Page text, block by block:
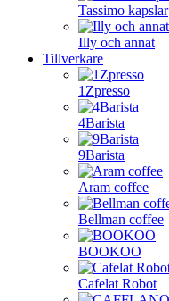
Tassimo kapslar
Illy och annat
Tillverkare
1Zpresso
4Barista
9Barista
Aram coffee
Bellman coffee
BOOKOO
Cafelat Robot